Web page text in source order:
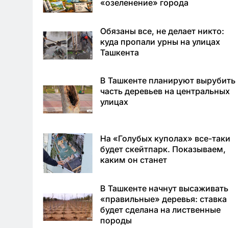
«озеленение» города
Обязаны все, не делает никто:
куда пропали урны на улицах
Ташкента
В Ташкенте планируют вырубить
часть деревьев на центральных
улицах
На «Голубых куполах» все-таки
будет скейтпарк. Показываем,
каким он станет
В Ташкенте начнут высаживать
«правильные» деревья: ставка
будет сделана на лиственные
породы